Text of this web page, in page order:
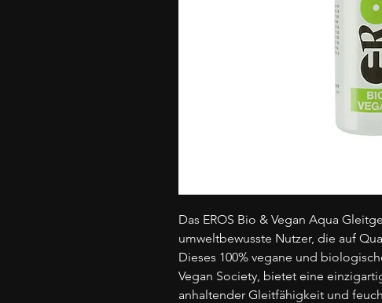
Das EROS Bio & Vegan Aqua
umweltbewusste Nutzer, die auf
Dieses 100% vegane und
Vegan Society, bietet eine
anhaltender Gleitfähigkeit und